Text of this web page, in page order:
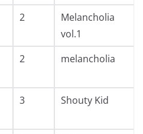
2
Melancholia
vol.1
2 melancholia
3 Shouty Kid